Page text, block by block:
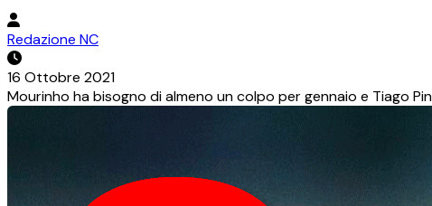
Redazione NC
16 Ottobre 2021
Mourinho ha bisogno di almeno un colpo per gennaio e Tiago